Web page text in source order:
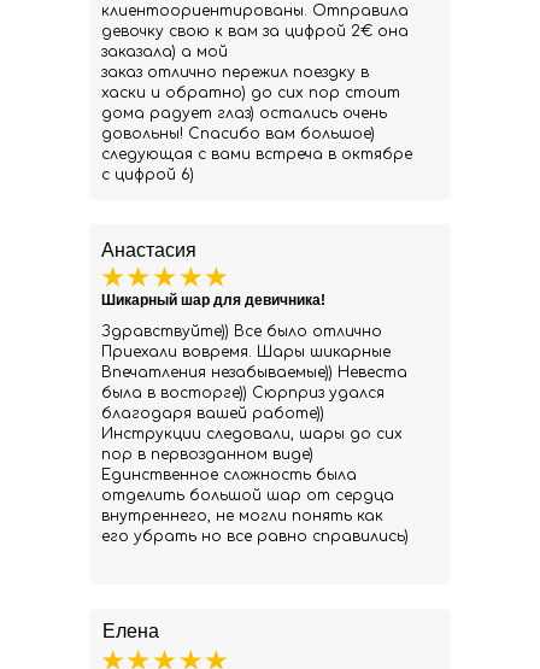
Елена
клиентоориентированы. Отправила
девочку свою к вам за цифрой 2€ она
заказала) а мой
заказ отлично пережил поездку в
хаски и обратно) до сих пор стоит
дома радует глаз) остались очень
довольны! Спасибо вам большое)
следующая с вами встреча в октябре
с цифрой 6)
Анастасия
Здравствуйте)) Все было отлично
Приехали вовремя. Шары шикарные
Впечатления незабываемые)) Невеста
была в восторге)) Сюрприз удался
благодаря вашей работе))
Инструкции следовали, шары до сих
пор в первозданном виде)
Единственное сложность была
отделить большой шар от сердца
внутреннего, не могли понять как
его убрать но все равно справились)
Шикарный шар для девичника!